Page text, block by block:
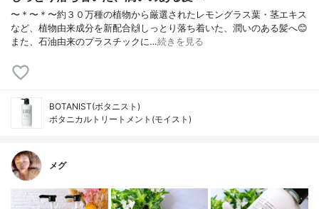
〜＊〜＊〜約３０万種の植物から厳選されたレモングラス葉・茎エキス
など、植物由来成分を新配合🙌しっとり落ち着いた、潤いのある髪へ😊
また、石油由来のプラスチックに…続きを見る
BOTANIST(ボタニスト)
ボタニカルトリートメント(モイスト)
メグ